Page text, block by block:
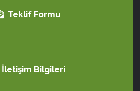
Teklif Formu
İletişim Bilgileri